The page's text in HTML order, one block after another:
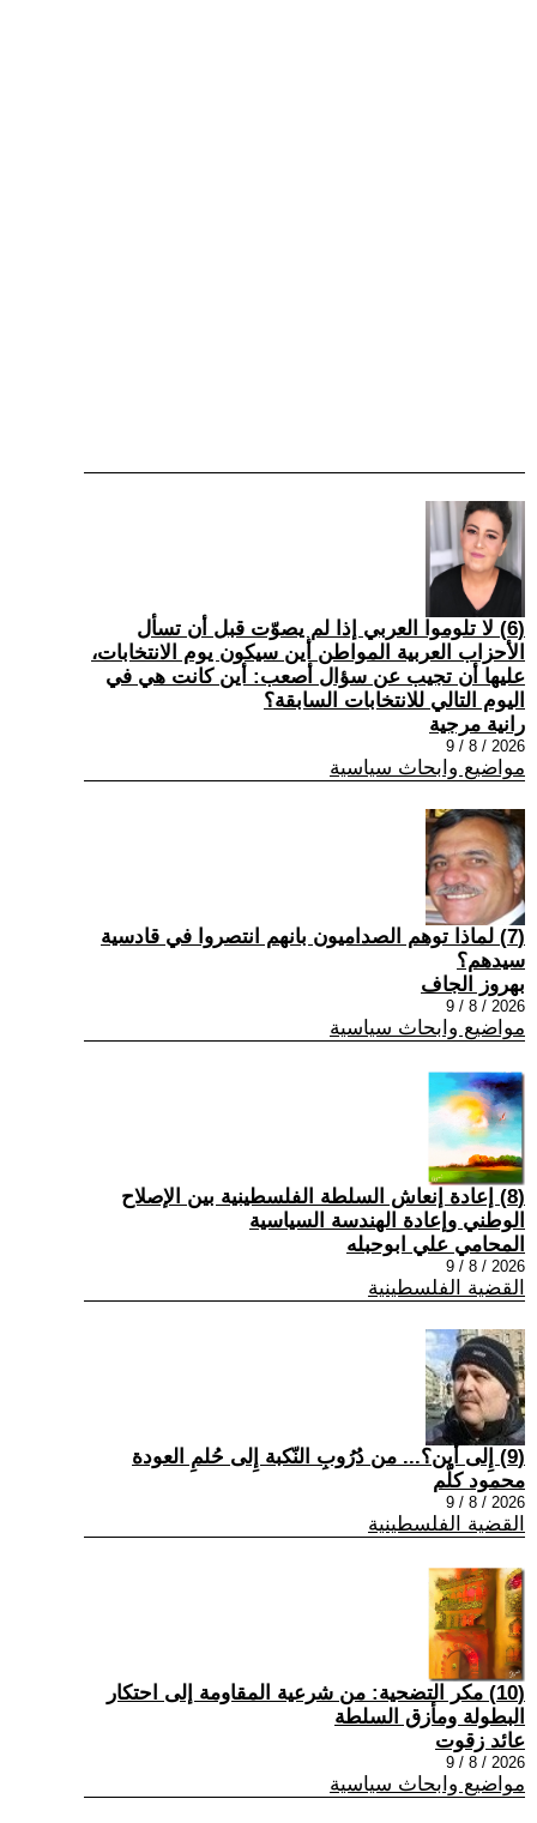
(6) لا تلوموا العربي إذا لم يصوّت قبل أن تسأل
الأحزاب العربية المواطن أين سيكون يوم الانتخابات،
عليها أن تجيب عن سؤال أصعب: أين كانت هي في
اليوم التالي للانتخابات السابقة؟
رانية مرجية
2026 / 8 / 9
مواضيع وابحاث سياسية
(7) ‏لماذا توهم الصداميون بانهم انتصروا في قادسية
سيدهم؟
بهروز الجاف
2026 / 8 / 9
مواضيع وابحاث سياسية
(8) إعادة إنعاش السلطة الفلسطينية بين الإصلاح
الوطني وإعادة الهندسة السياسية
المحامي علي ابوحبله
2026 / 8 / 9
القضية الفلسطينية
(9) إِلى أين؟... من دُرُوبِ النّكبة إِلى حُلمِ العودة
محمود كلّم
2026 / 8 / 9
القضية الفلسطينية
(10) مكر التضحية: من شرعية المقاومة إلى احتكار
البطولة ومأزق السلطة
عائد زقوت
2026 / 8 / 9
مواضيع وابحاث سياسية